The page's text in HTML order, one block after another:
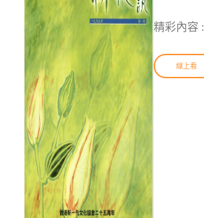
精彩內容 :
線上看